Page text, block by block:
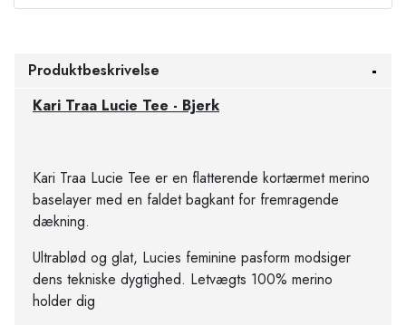
Produktbeskrivelse
Kari Traa Lucie Tee - Bjerk
Kari Traa Lucie Tee er en flatterende kortærmet merino
baselayer med en faldet bagkant for fremragende
dækning.
Ultrablød og glat, Lucies feminine pasform modsiger
dens tekniske dygtighed. Letvægts 100% merino
holder dig